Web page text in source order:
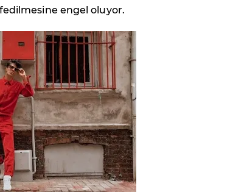
engel oluyor.